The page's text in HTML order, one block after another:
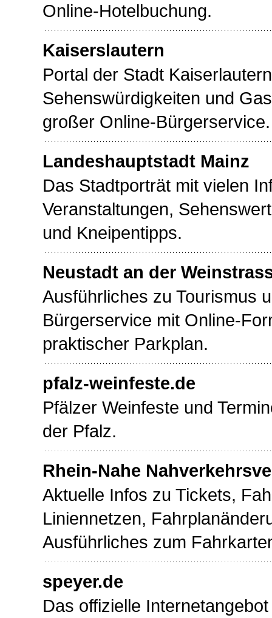
Online-Hotelbuchung.
Kaiserslautern
Portal der Stadt
Sehenswürdigkeiten und
großer Online-Bürgerservice.
Landeshauptstadt Mainz
Das Stadtporträt mit vielen
Veranstaltungen,
und Kneipentipps.
Neustadt an der
Ausführliches zu Tourismus
Bürgerservice mit Online-
praktischer Parkplan.
pfalz-weinfeste.de
Pfälzer Weinfeste und
der Pfalz.
Rhein-Nahe
Aktuelle Infos zu Tickets,
Liniennetzen,
Ausführliches zum
speyer.de
Das offizielle